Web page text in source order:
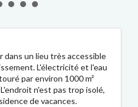
dans un lieu très accessible
L'électricité et l'eau
par environ 1000 m²
n'est pas trop isolé,
de vacances.